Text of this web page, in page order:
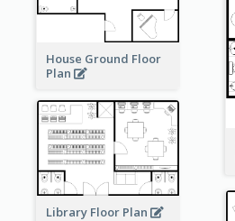
House Ground Floor
Plan
Library Floor Plan